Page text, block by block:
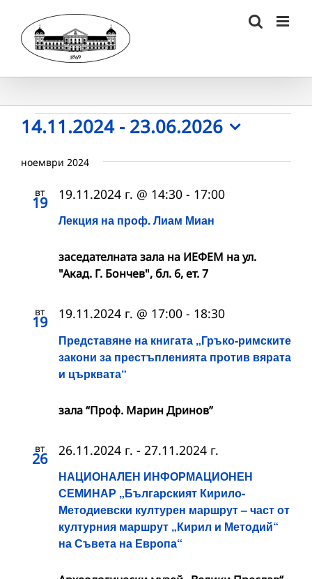
content
Събития
14.11.2024 - 23.06.2026
date.
ноември 2024
вт
19
Лекция на проф. Лиам Миан
19.11.2024 г. @ 14:30 - 17:00
заседателната зала на ИЕФЕМ на ул.
"Акад. Г. Бончев", бл. 6, ет. 7
вт
19
Представяне на книгата „Гръко-римските
закони за престъпленията против вярата
и църквата“
19.11.2024 г. @ 17:00 - 18:30
зала “Проф. Марин Дринов”
вт
26
НАЦИОНАЛЕН ИНФОРМАЦИОНЕН
СЕМИНАР „Българският Кирило-
Методиевски културен маршрут – част от
културния маршрут „Кирил и Методий“
на Съвета на Европа“
26.11.2024 г. - 27.11.2024 г.